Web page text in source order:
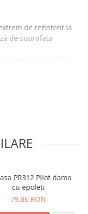
de rezistent la
de suprafața
superioară
ce confera un
PR312 Pilot dama
cu epoleti
79,86 RON